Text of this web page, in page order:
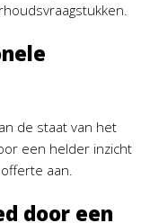
de staat van het
een helder inzicht
aan.
door een